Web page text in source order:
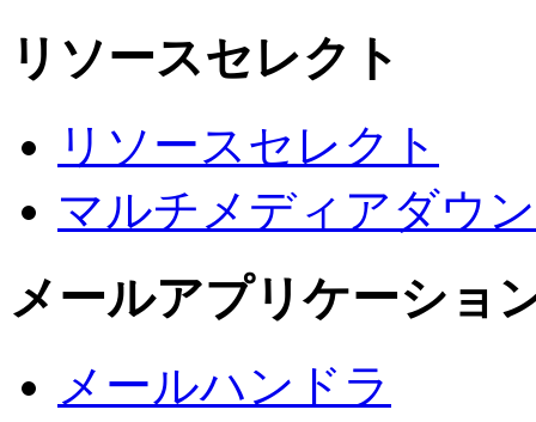
リソースセレクト
リソースセレクト
マルチメディアダウ
メールアプリケーショ
メールハンドラ